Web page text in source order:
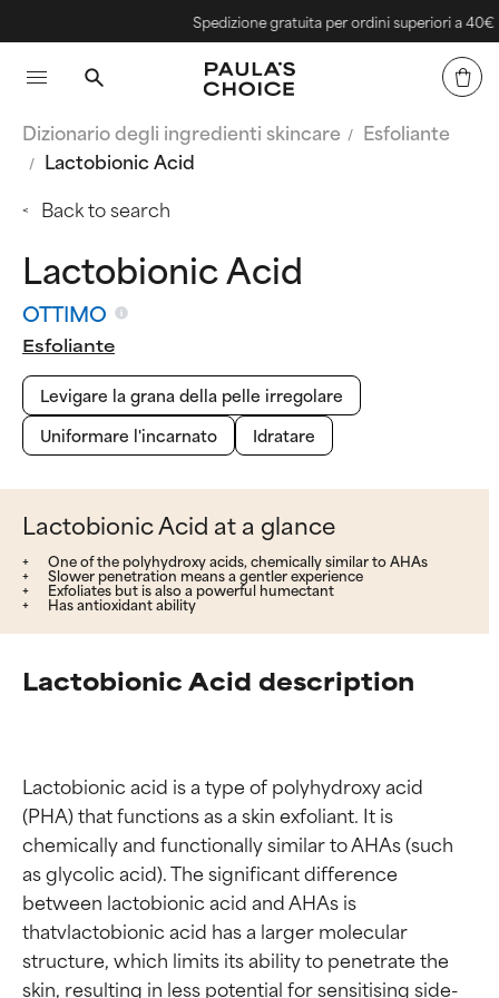
Spedizione gratuita per ordini superiori a 40€
Dizionario degli ingredienti skincare
Esfoliante
Lactobionic Acid
Back to search
Lactobionic Acid
OTTIMO
Esfoliante
Levigare la grana della pelle irregolare
Uniformare l'incarnato
Idratare
Lactobionic Acid at a glance
One of the polyhydroxy acids, chemically similar to AHAs
Slower penetration means a gentler experience
Exfoliates but is also a powerful humectant
Has antioxidant ability
Lactobionic Acid description
Lactobionic acid is a type of polyhydroxy acid
(PHA) that functions as a skin exfoliant. It is
chemically and functionally similar to AHAs (such
as glycolic acid). The significant difference
between lactobionic acid and AHAs is
thatvlactobionic acid has a larger molecular
structure, which limits its ability to penetrate the
skin, resulting in less potential for sensitising side-